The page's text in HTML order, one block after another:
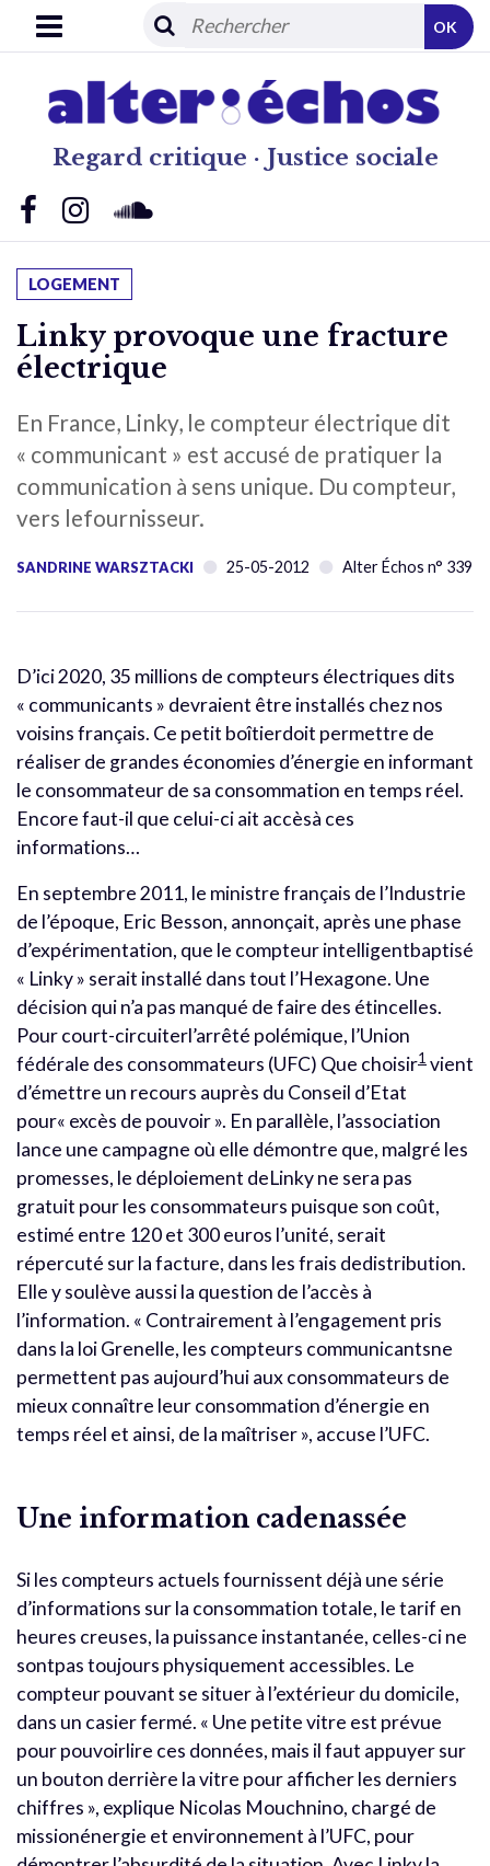
Regard critique · Justice sociale
OK
LOGEMENT
Linky provoque une fracture
électrique
En France, Linky, le compteur électrique dit
« communicant » est accusé de pratiquer la
communication à sens unique. Du compteur,
vers lefournisseur.
SANDRINE WARSZTACKI 25-05-2012 Alter Échos n° 339
D’ici 2020, 35 millions de compteurs électriques dits
« communicants » devraient être installés chez nos
voisins français. Ce petit boîtierdoit permettre de
réaliser de grandes économies d’énergie en informant
le consommateur de sa consommation en temps réel.
Encore faut-il que celui-ci ait accèsà ces
informations…
En septembre 2011, le ministre français de l’Industrie
de l’époque, Eric Besson, annonçait, après une phase
d’expérimentation, que le compteur intelligentbaptisé
« Linky » serait installé dans tout l’Hexagone. Une
décision qui n’a pas manqué de faire des étincelles.
Pour court-circuiterl’arrêté polémique, l’Union
fédérale des consommateurs (UFC) Que choisir1 vient
d’émettre un recours auprès du Conseil d’Etat
pour« excès de pouvoir ». En parallèle, l’association
lance une campagne où elle démontre que, malgré les
promesses, le déploiement deLinky ne sera pas
gratuit pour les consommateurs puisque son coût,
estimé entre 120 et 300 euros l’unité, serait
répercuté sur la facture, dans les frais dedistribution.
Elle y soulève aussi la question de l’accès à
l’information. « Contrairement à l’engagement pris
dans la loi Grenelle, les compteurs communicantsne
permettent pas aujourd’hui aux consommateurs de
mieux connaître leur consommation d’énergie en
temps réel et ainsi, de la maîtriser », accuse l’UFC.
Une information cadenassée
Si les compteurs actuels fournissent déjà une série
d’informations sur la consommation totale, le tarif en
heures creuses, la puissance instantanée, celles-ci ne
sontpas toujours physiquement accessibles. Le
compteur pouvant se situer à l’extérieur du domicile,
dans un casier fermé. « Une petite vitre est prévue
pour pouvoirlire ces données, mais il faut appuyer sur
un bouton derrière la vitre pour afficher les derniers
chiffres », explique Nicolas Mouchnino, chargé de
missionénergie et environnement à l’UFC, pour